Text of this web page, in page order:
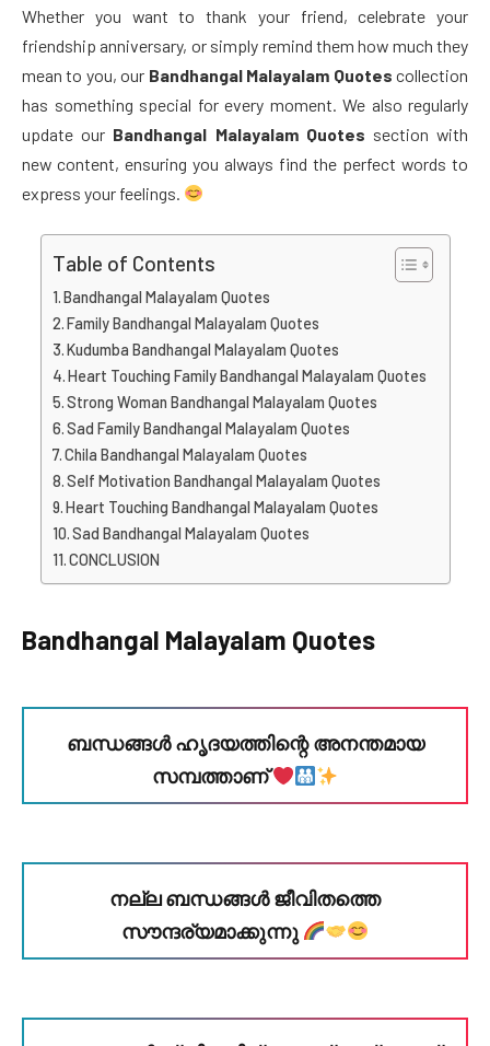
Whether you want to thank your friend, celebrate your
friendship anniversary, or simply remind them how much they
mean to you, our Bandhangal Malayalam Quotes collection
has something special for every moment. We also regularly
update our Bandhangal Malayalam Quotes section with
new content, ensuring you always find the perfect words to
express your feelings.
Table of Contents
Bandhangal Malayalam Quotes
Family Bandhangal Malayalam Quotes
Kudumba Bandhangal Malayalam Quotes
Heart Touching Family Bandhangal Malayalam Quotes
Strong Woman Bandhangal Malayalam Quotes
Sad Family Bandhangal Malayalam Quotes
Chila Bandhangal Malayalam Quotes
Self Motivation Bandhangal Malayalam Quotes
Heart Touching Bandhangal Malayalam Quotes
Sad Bandhangal Malayalam Quotes
CONCLUSION
Bandhangal Malayalam Quotes
ബന്ധങ്ങൾ ഹൃദയത്തിന്റെ അനന്തമായ
സമ്പത്താണ്
നല്ല ബന്ധങ്ങൾ ജീവിതത്തെ
സൗന്ദര്യമാക്കുന്നു